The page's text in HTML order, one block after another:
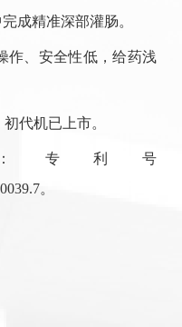
成精准深部灌肠。
作、安全性低，给药浅
代机已上市。
：专利号
。